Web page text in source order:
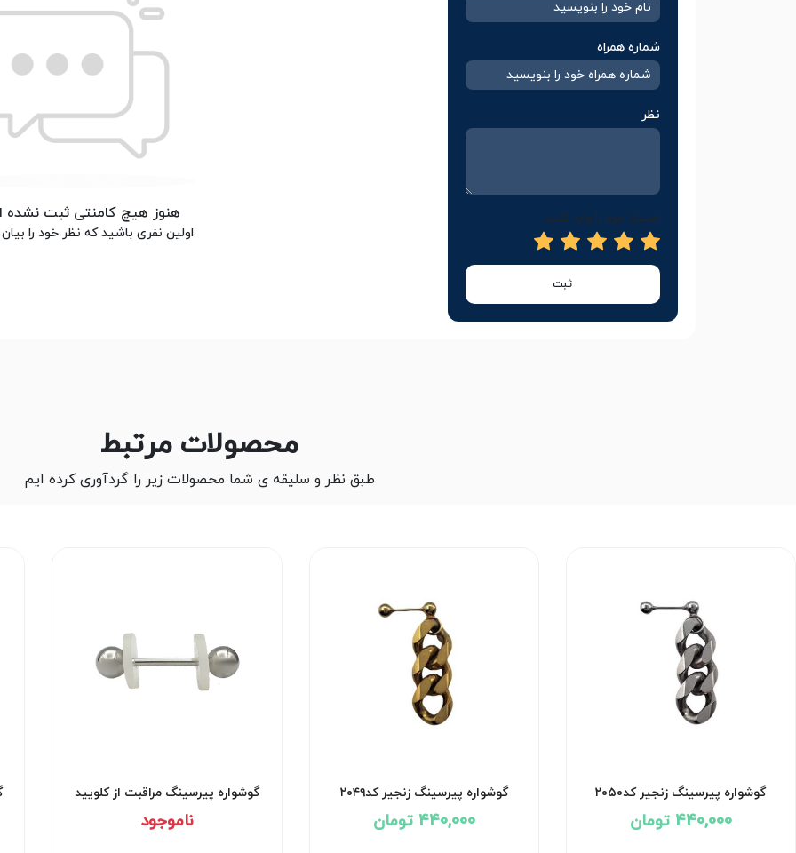
شماره همراه
نظر
امتیاز خود را وارد کنید
ثبت
هنوز هیچ کامنتی ثبت
اولین نفری باشید که نظر خود را
محصولات مرتبط
طبق نظر و سلیقه ی شما محصولات زیر را گردآوری کرده ایم
گوشواره پیرسینگ زنجیر کد۲۰۵۰
440,000 تومان
گوشواره پیرسینگ زنجیر کد۲۰۴۹
440,000 تومان
گوشواره پیرسینگ مراقبت از کلویید
کد۲۹۵۳
ناموجود